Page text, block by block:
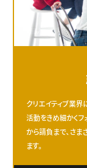
クリエイティブ業
活動をきめ細かくフ
から請負まで、さ
ます。